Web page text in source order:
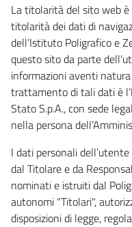
La titolarità del sito web è
titolarità dei dati di
dell’Istituto Poligrafico e
questo sito da parte
informazioni aventi
trattamento di tali dati è
Stato S.p.A., con sede
nella persona
I dati personali
dal Titolare e da
nominati e istruiti dal
autonomi "Titolari",
disposizioni di legge,